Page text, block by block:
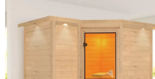
z
hvězdiček.